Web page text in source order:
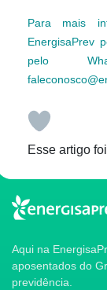
Para mais
EnergisaPrev
pelo
Esse artigo
Aqui na
aposentados do
previdência.